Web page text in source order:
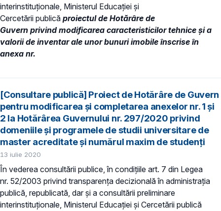
interinstituționale, Ministerul Educaţiei și
Cercetării publică proiectul de Hotărâre de
Guvern privind modificarea caracteristicilor tehnice și a
valorii de inventar ale unor bunuri imobile înscrise în
anexa nr.
[Consultare publică] Proiect de Hotărâre de Guvern
pentru modificarea şi completarea anexelor nr. 1 şi
2 la Hotărârea Guvernului nr. 297/2020 privind
domeniile şi programele de studii universitare de
master acreditate şi numărul maxim de studenţi
13 iulie 2020
În vederea consultării publice, în condiţiile art. 7 din Legea
nr. 52/2003 privind transparenţa decizională în administraţia
publică, republicată, dar și a consultării preliminare
interinstituționale, Ministerul Educaţiei și Cercetării publică